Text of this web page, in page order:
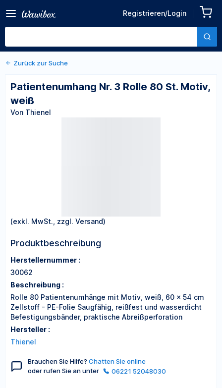
Registrieren/Login
80 St. Motiv, weiß
Von Thienel
Zurück zu den Produktdetails
Zurück zur Suche
Patientenumhang Nr. 3 Rolle 80 St. Motiv,
weiß
Von Thienel
(exkl. MwSt., zzgl. Versand)
Produktbeschreibung
Herstellernummer :
30062
Beschreibung :
Rolle 80 Patientenumhänge mit Motiv, weiß, 60 x 54 cm
Zellstoff - PE-Folie Saugfähig, reißfest und wasserdicht
Befestigungsbänder, praktische Abreißperforation
Hersteller :
Thienel
Brauchen Sie Hilfe? Chatten Sie online
oder rufen Sie an unter
06221 52048030